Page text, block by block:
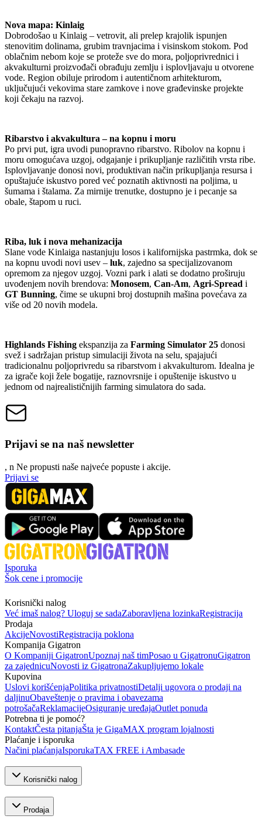
Nova mapa: Kinlaig
Dobrodošao u Kinlaig – vetrovit, ali prelep krajolik ispunjen
stenovitim dolinama, grubim travnjacima i visinskom stokom. Pod
oblačnim nebom koje se proteže sve do mora, poljoprivrednici i
akvakulturni proizvođači obrađuju zemlju i isplovljavaju u otvorene
vode. Region obiluje prirodom i autentičnom arhitekturom,
uključujući vekovima stare zamkove i nove građevinske projekte
koji čekaju na razvoj.
Ribarstvo i akvakultura – na kopnu i moru
Po prvi put, igra uvodi punopravno ribarstvo. Ribolov na kopnu i
moru omogućava uzgoj, odgajanje i prikupljanje različitih vrsta ribe.
Isplovljavanje donosi novi, produktivan način prikupljanja resursa i
opuštajuće iskustvo pored već poznatih aktivnosti na poljima, u
šumama i štalama. Za mirnije trenutke, dostupno je i pecanje sa
obale, štapom u ruci.
Riba, luk i nova mehanizacija
Slane vode Kinlaiga nastanjuju losos i kalifornijska pastrmka, dok se
na kopnu uvodi novi usev – luk, zajedno sa specijalizovanom
opremom za njegov uzgoj. Vozni park i alati se dodatno proširuju
uvođenjem novih brendova: Monosem, Can-Am, Agri-Spread i
GT Bunning, čime se ukupni broj dostupnih mašina povećava za
više od 20 novih modela.
Highlands Fishing ekspanzija za Farming Simulator 25 donosi
svež i sadržajan pristup simulaciji života na selu, spajajući
tradicionalnu poljoprivredu sa ribarstvom i akvakulturom. Idealna je
za igrače koji žele bogatije, raznovrsnije i opuštenije iskustvo u
jednom od najrealističnijih farming simulatora do sada.
Prijavi se na naš newsletter
, n Ne propusti naše najveće popuste i akcije.
Prijavi se
Isporuka
Šok cene i promocije
Korisnički nalog
Već imaš nalog? Uloguj se sadaZaboravljena lozinkaRegistracija
Prodaja
AkcijeNovostiRegistracija poklona
Kompanija Gigatron
O Kompaniji GigatronUpoznaj naš timPosao u GigatronuGigatron
za zajednicuNovosti iz GigatronaZakupljujemo lokale
Kupovina
Uslovi korišćenjaPolitika privatnostiDetalji ugovora o prodaji na
daljinuObaveštenje o pravima i obavezama
potrošačaReklamacijeOsiguranje uređajaOutlet ponuda
Potrebna ti je pomoć?
KontaktČesta pitanjaŠta je GigaMAX program lojalnosti
Plaćanje i isporuka
Načini plaćanjaIsporukaTAX FREE i Ambasade
Korisnički nalog
Prodaja